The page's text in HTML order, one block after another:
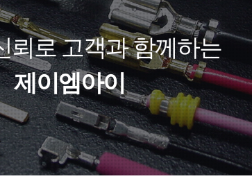
뢰로 고객과 함께하는
제이엠아이